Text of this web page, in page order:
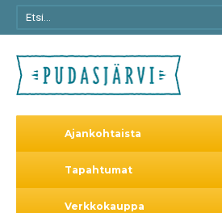
Ajankohtaista
Tapahtumat
Verkkokauppa